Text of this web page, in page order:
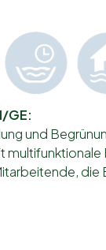
GE:
und
die